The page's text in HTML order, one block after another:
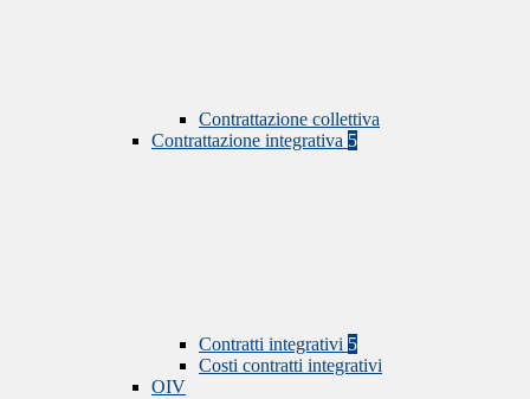
Contrattazione collettiva
Contrattazione integrativa 5
Contratti integrativi 5
Costi contratti integrativi
OIV